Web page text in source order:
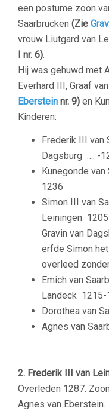
een postume zoon
Saarbrücken (Zie
vrouw Liutgard van
I nr. 6).
Hij was gehuwd met
Everhard III, Graaf
Eberstein nr. 9) en
Kinderen:
Frederik III van
Dagsburg …. -
Kunegonde
1236
Simon III van
Leiningen
Gravin van
erfde Simon
overleed
Emich van
Landeck 1215-
Dorothea van
Agnes van
2. Frederik III van
Overleden 1287.
Agnes van Eberstein.